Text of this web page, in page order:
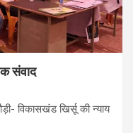
संवाद
विकासखंड खिर्सू की न्याय